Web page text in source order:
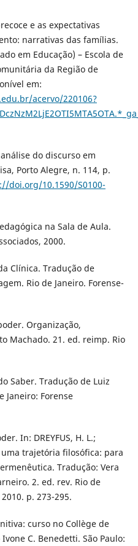
e as expectativas
narrativas das famílias.
em Educação) – Escola de
da Região de
em:
acervo/220106?
análise do discurso em
Porto Alegre, n. 114, p.
doi.org/10.1590/S0100-
na Sala de Aula.
2000.
Clínica. Tradução de
Rio de Janeiro. Forense-
Organização,
Machado. 21. ed. reimp. Rio
Saber. Tradução de Luiz
Janeiro: Forense
In: DREYFUS, H. L.;
uma trajetória filosófica: para
Tradução: Vera
2. ed. rev. Rio de
p. 273-295.
curso no Collège de
C. Benedetti. São Paulo: